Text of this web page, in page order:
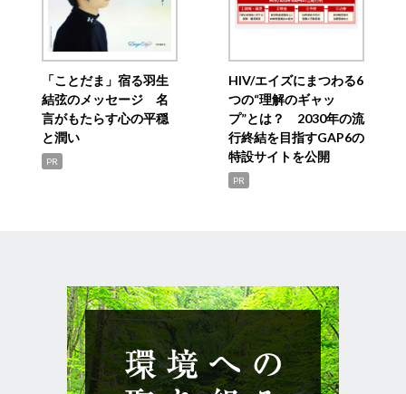
「ことだま」宿る羽生
結弦のメッセージ 名
言がもたらす心の平穏
と潤い
PR
HIV/エイズにまつわる6
つの“理解のギャッ
プ”とは？ 2030年の流
行終結を目指すGAP6の
特設サイトを公開
PR